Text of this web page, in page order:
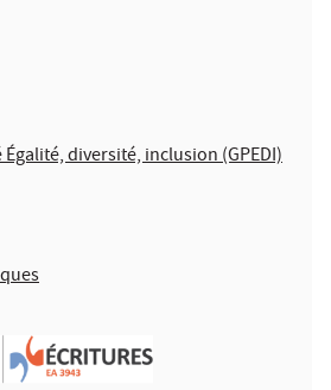
diversité, inclusion (GPEDI)